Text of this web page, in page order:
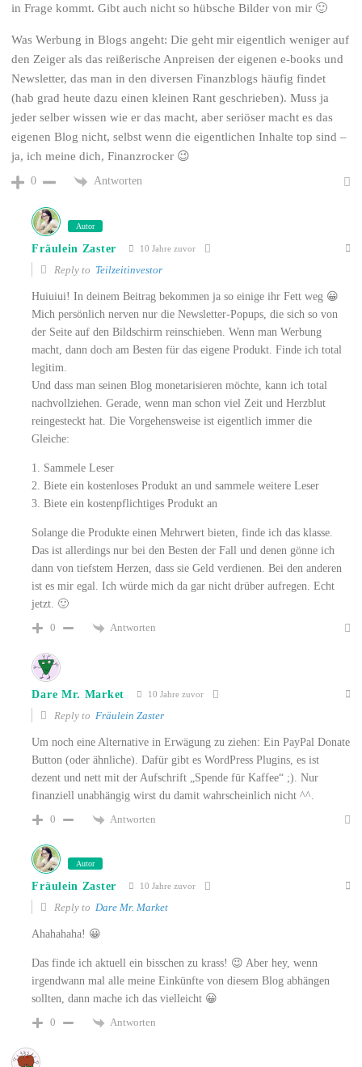
in Frage kommt. Gibt auch nicht so hübsche Bilder von mir 🙂
Was Werbung in Blogs angeht: Die geht mir eigentlich weniger auf
den Zeiger als das reißerische Anpreisen der eigenen e-books und
Newsletter, das man in den diversen Finanzblogs häufig findet
(hab grad heute dazu einen kleinen Rant geschrieben). Muss ja
jeder selber wissen wie er das macht, aber seriöser macht es das
eigenen Blog nicht, selbst wenn die eigentlichen Inhalte top sind –
ja, ich meine dich, Finanzrocker 😉
0 Antworten
Autor
Fräulein Zaster 10 Jahre zuvor
Reply to Teilzeitinvestor
Huiuiui! In deinem Beitrag bekommen ja so einige ihr Fett weg 😀
Mich persönlich nerven nur die Newsletter-Popups, die sich so von
der Seite auf den Bildschirm reinschieben. Wenn man Werbung
macht, dann doch am Besten für das eigene Produkt. Finde ich total
legitim.
Und dass man seinen Blog monetarisieren möchte, kann ich total
nachvollziehen. Gerade, wenn man schon viel Zeit und Herzblut
reingesteckt hat. Die Vorgehensweise ist eigentlich immer die
Gleiche:
1. Sammele Leser
2. Biete ein kostenloses Produkt an und sammele weitere Leser
3. Biete ein kostenpflichtiges Produkt an
Solange die Produkte einen Mehrwert bieten, finde ich das klasse.
Das ist allerdings nur bei den Besten der Fall und denen gönne ich
dann von tiefstem Herzen, dass sie Geld verdienen. Bei den anderen
ist es mir egal. Ich würde mich da gar nicht drüber aufregen. Echt
jetzt. 🙂
0
Antworten
Dare Mr. Market 10 Jahre zuvor
Reply to Fräulein Zaster
Um noch eine Alternative in Erwägung zu ziehen: Ein PayPal Donate
Button (oder ähnliche). Dafür gibt es WordPress Plugins, es ist
dezent und nett mit der Aufschrift „Spende für Kaffee“ ;). Nur
finanziell unabhängig wirst du damit wahrscheinlich nicht ^^.
0
Antworten
Autor
Fräulein Zaster 10 Jahre zuvor
Reply to Dare Mr. Market
Ahahahaha! 😀
Das finde ich aktuell ein bisschen zu krass! 😉 Aber hey, wenn
irgendwann mal alle meine Einkünfte von diesem Blog abhängen
sollten, dann mache ich das vielleicht 😀
0
Antworten